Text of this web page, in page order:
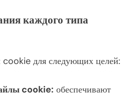
каждого типа
для следующих целей:
cookie: обеспечивают